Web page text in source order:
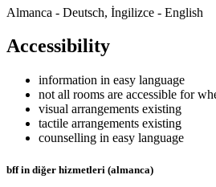
Almanca - Deutsch, İngilizce - English
Accessibility
information in easy language
not all rooms are accessible for
visual arrangements existing
tactile arrangements existing
counselling in easy language
bff in diğer hizmetleri (almanca)